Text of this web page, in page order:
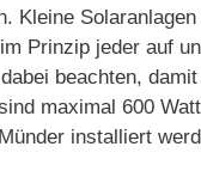
Kleine
Prinzip jeder auf
beachten,
maximal 600
installiert